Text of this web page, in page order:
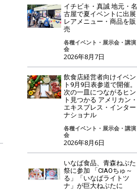
イチビキ・真誠 地元・名
古屋で夏イベントに出展
レアメニュー・商品を販
売
各種イベント・展示会・講演
会
2026年8月7日
飲食店経営者向けイベン
ト9月9日表参道で開催。
次の一皿につながるヒン
ト見つかる アメリカン・
エキスプレス・インター
ナショナル
各種イベント・展示会・講演
会
2026年8月6日
いなば食品、青森ねぶた
祭に参加 「CIAOちゅ～
る」「いなばライトツ
ナ」が巨大ねぶたに